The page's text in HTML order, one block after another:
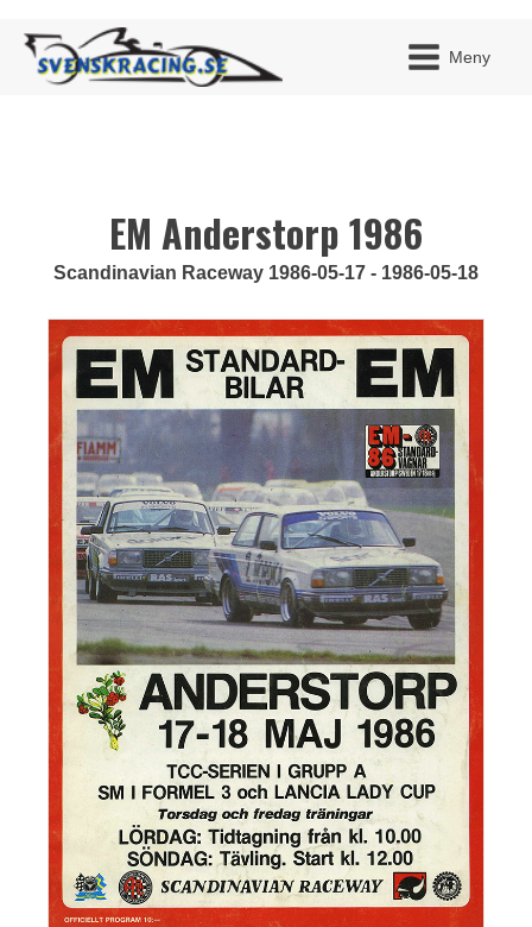
Meny
EM Anderstorp 1986
Scandinavian Raceway 1986-05-17 - 1986-05-18